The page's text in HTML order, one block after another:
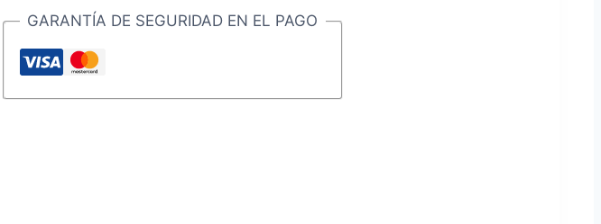
mm.
redondo
conico
cantidad
GARANTÍA DE SEGURIDAD EN EL PAGO